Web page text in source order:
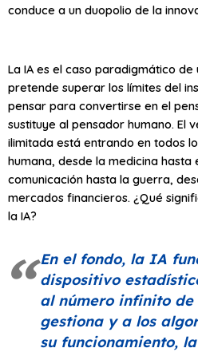
conduce a un duopolio de la
La IA es el caso paradigmático de
pretende superar los límites del
pensar para convertirse en el
sustituye al pensador humano. El
ilimitada está entrando en todos
humana, desde la medicina hasta
comunicación hasta la guerra,
mercados financieros. ¿Qué
la IA?
En el fondo, la IA
dispositivo
al número infinito de
gestiona y a los
su funcionamiento,